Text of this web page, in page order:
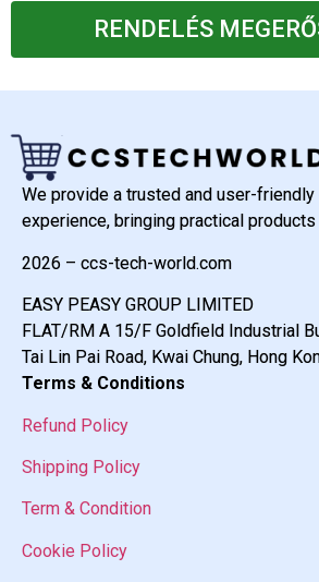
RENDELÉS
We provide a trusted and user-
experience, bringing practical
2026 – ccs-tech-world.com
EASY PEASY GROUP LIMITED
FLAT/RM A 15/F Goldfield Industrial
Tai Lin Pai Road, Kwai Chung, Hong
Terms & Conditions
Refund Policy
Shipping Policy
Term & Condition
Cookie Policy